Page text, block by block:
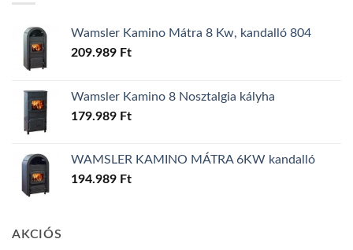
Wamsler Kamino Mátra 8 Kw, kandalló 804
209.989 Ft
Wamsler Kamino 8 Nosztalgia kályha
179.989 Ft
WAMSLER KAMINO MÁTRA 6KW kandalló
194.989 Ft
AKCIÓS